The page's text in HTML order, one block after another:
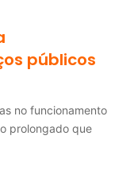
públicos
no funcionamento
prolongado que